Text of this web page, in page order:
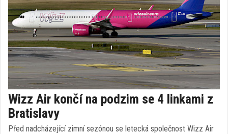
Wizz Air končí na podzim se 4 linkami z
Bratislavy
Před nadcházející zimní sezónou se letecká společnost Wizz Air